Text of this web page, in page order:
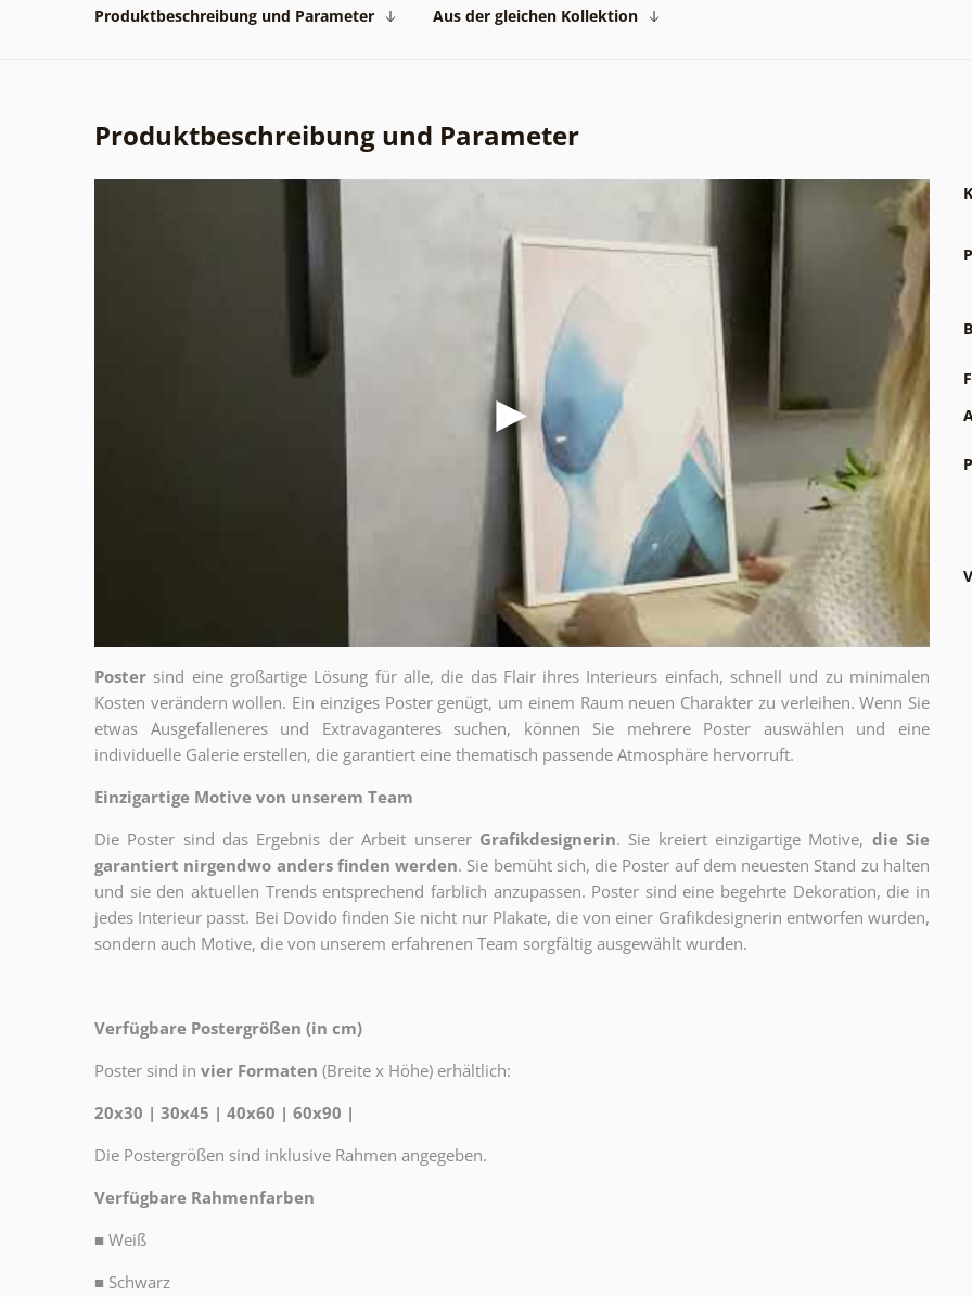
Produktbeschreibung und Parameter Aus der gleichen Kollektion
Produktbeschreibung und Parameter
Poster sind eine großartige Lösung für alle, die das Flair ihres Interieurs einfach, schnell und zu minimalen
Kosten verändern wollen. Ein einziges Poster genügt, um einem Raum neuen Charakter zu verleihen. Wenn Sie
etwas Ausgefalleneres und Extravaganteres suchen, können Sie mehrere Poster auswählen und eine
individuelle Galerie erstellen, die garantiert eine thematisch passende Atmosphäre hervorruft.
Einzigartige Motive von unserem Team
Die Poster sind das Ergebnis der Arbeit unserer Grafikdesignerin. Sie kreiert einzigartige Motive, die Sie
garantiert nirgendwo anders finden werden. Sie bemüht sich, die Poster auf dem neuesten Stand zu halten
und sie den aktuellen Trends entsprechend farblich anzupassen. Poster sind eine begehrte Dekoration, die in
jedes Interieur passt. Bei Dovido finden Sie nicht nur Plakate, die von einer Grafikdesignerin entworfen wurden,
sondern auch Motive, die von unserem erfahrenen Team sorgfältig ausgewählt wurden.
Verfügbare Postergrößen (in cm)
Poster sind in vier Formaten (Breite x Höhe) erhältlich:
20x30 | 30x45 | 40x60 | 60x90 |
Die Postergrößen sind inklusive Rahmen angegeben.
Verfügbare Rahmenfarben
■ Weiß
■ Schwarz